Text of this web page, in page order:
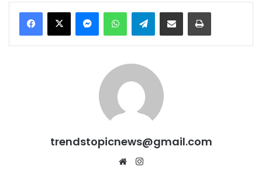
MessengerWhatsAppTelegramShare via Email Print
trendstopicnews@gmail.com
Website